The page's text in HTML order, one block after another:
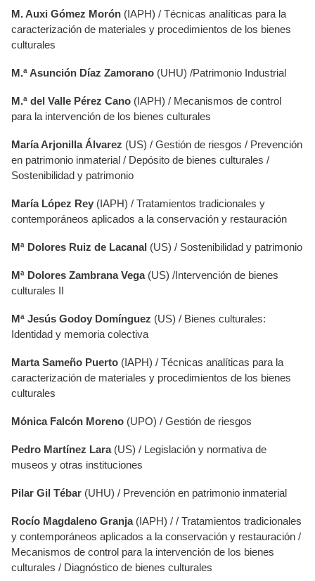
M. Auxi Gómez Morón (IAPH) / Técnicas analíticas para la
caracterización de materiales y procedimientos de los bienes
culturales
M.ª Asunción Díaz Zamorano (UHU) /Patrimonio Industrial
M.ª del Valle Pérez Cano (IAPH) / Mecanismos de control
para la intervención de los bienes culturales
María Arjonilla Álvarez (US) / Gestión de riesgos / Prevención
en patrimonio inmaterial / Depósito de bienes culturales /
Sostenibilidad y patrimonio
María López Rey (IAPH) / Tratamientos tradicionales y
contemporáneos aplicados a la conservación y restauración
Mª Dolores Ruiz de Lacanal (US) / Sostenibilidad y patrimonio
Mª Dolores ZambranaVega(US) /Intervención de bienes
culturales II
Mª Jesús Godoy Domínguez (US) / Bienes culturales:
Identidad y memoria colectiva
Marta Sameño Puerto (IAPH) / Técnicas analíticas para la
caracterización de materiales y procedimientos de los bienes
culturales
Mónica Falcón Moreno (UPO) / Gestión de riesgos
Pedro Martínez Lara(US) / Legislación y normativa de
museos y otras instituciones
Pilar Gil Tébar (UHU) / Prevención en patrimonio inmaterial
Rocío Magdaleno Granja (IAPH) / / Tratamientos tradicionales
y contemporáneos aplicados a la conservación y restauración /
Mecanismos de control para la intervención de los bienes
culturales / Diagnóstico de bienes culturales